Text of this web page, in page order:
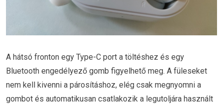
A hátsó fronton egy Type-C port a töltéshez és egy
Bluetooth engedélyező gomb figyelhető meg. A füleseket
nem kell kivenni a párosításhoz, elég csak megnyomni a
gombot és automatikusan csatlakozik a legutoljára használt